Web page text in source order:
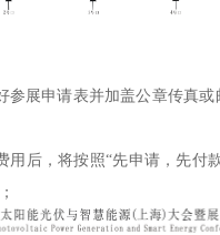
参展申请表并加盖公章传真或
用后，将按照“先申请，先付